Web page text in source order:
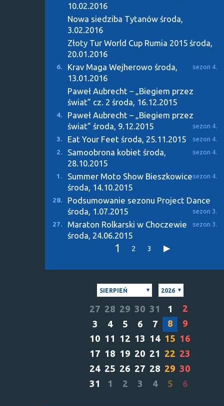
10.02.2016
Nowa siedziba Tytanów środa,
3.02.2016
Złoty Tur World Cup Rumia 2015 środa,
20.01.2016
6. Krav Maga Wejherowo sezon 4.
środa,
13.01.2016
Paweł Aubrecht – „Biegiem przez
świat” cz. 2 środa, 16.12.2015
4.
Paweł Aubrecht – „Biegiem przez
świat”
sezon 4.
środa, 9.12.2015
3. Eat Your Feet sezon 4.
środa, 25.11.2015
2. Samoobrona kobiet sezon 4.
środa,
28.10.2015
1. Summer Moto Show Bieszkowicesezon 4.
środa, 14.10.2015
28. Podsumowanie sezonu Project Dance
sezon 3.
środa, 1.07.2015
27. Maraton Rolkarski w Choczewie sezon 3.
środa, 24.06.2015
1 2 3
SIERPIEŃ 2026
27 28 29 30 31 1
2
3
4 5 6 7 8
9
10 11 12 13 14 15 16
17 18 19 20 21 22 23
24 25 26 27 28 29 30
31
1 2 3 4 5 6